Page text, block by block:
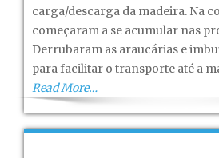
carga/descarga da madeira. Na
começaram a se acumular nas
Derrubaram as araucárias e
para facilitar o transporte até a
Read More…